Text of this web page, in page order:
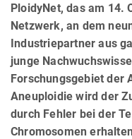
PloidyNet, das am 14.
Netzwerk, an dem
Industriepartner aus
junge
Forschungsgebiet der
Aneuploidie wird der
durch Fehler bei der
Chromosomen